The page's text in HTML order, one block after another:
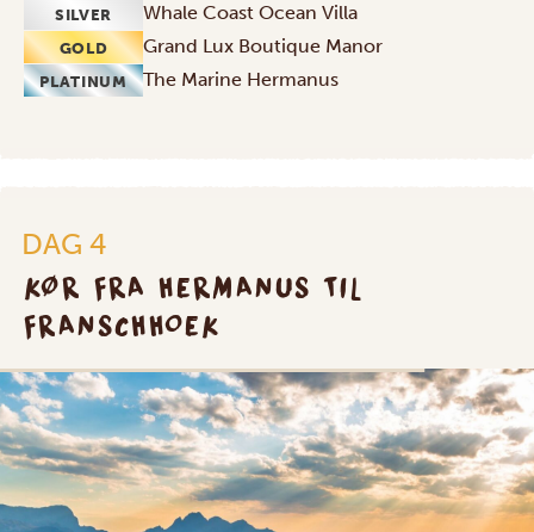
SILVER Whale Coast Ocean Villa
GOLD Grand Lux Boutique Manor
PLATINUM The Marine Hermanus
DAG 4
KØR FRA HERMANUS TIL
FRANSCHHOEK
SILVER